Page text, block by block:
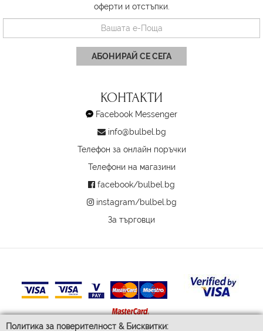
Политика за поверителност & Бисквитки:
оферти и отстъпки.
АБОНИРАЙ СЕ СЕГА
КОНТАКТИ
Facebook Messenger
info@bulbel.bg
Телефон за онлайн поръчки
Телефони на магазини
facebook/bulbel.bg
instagram/bulbel.bg
За търговци